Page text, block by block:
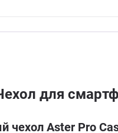
для
чехол Aster Pro